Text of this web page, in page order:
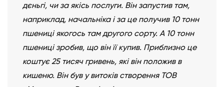
дєньгі, чи за якісь послуги. Він запустив там,
наприклад, начальніка і за це получив 10 тонн
пшениці якогось там другого сорту. А 10 тонн
пшениці зробив, що він її купив. Приблизно це
коштує 25 тисяч гривень, які він положив в
кишеню. Він був у витоків створення ТОВ